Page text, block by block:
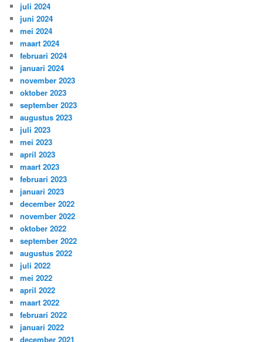
juli 2024
juni 2024
mei 2024
maart 2024
februari 2024
januari 2024
november 2023
oktober 2023
september 2023
augustus 2023
juli 2023
mei 2023
april 2023
maart 2023
februari 2023
januari 2023
december 2022
november 2022
oktober 2022
september 2022
augustus 2022
juli 2022
mei 2022
april 2022
maart 2022
februari 2022
januari 2022
december 2021